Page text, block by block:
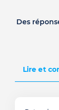
Des
Lire et